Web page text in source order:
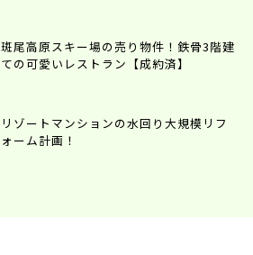
斑尾高原スキー場の売り物件！鉄骨3階建
ての可愛いレストラン【成約済】
リゾートマンションの水回り大規模リフ
ォーム計画！